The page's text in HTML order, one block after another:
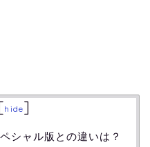
hide]
シャル版との違いは？